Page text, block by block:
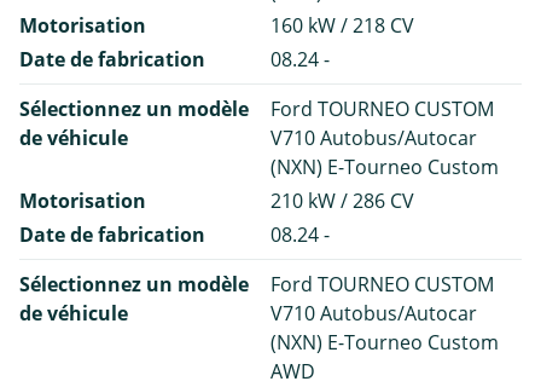
Motorisation
160 kW / 218 CV
Date de fabrication
08.24 -
Sélectionnez un modèle
de véhicule
Ford TOURNEO CUSTOM
V710 Autobus/Autocar
(NXN) E-Tourneo Custom
Motorisation
210 kW / 286 CV
Date de fabrication
08.24 -
Sélectionnez un modèle
de véhicule
Ford TOURNEO CUSTOM
V710 Autobus/Autocar
(NXN) E-Tourneo Custom
AWD